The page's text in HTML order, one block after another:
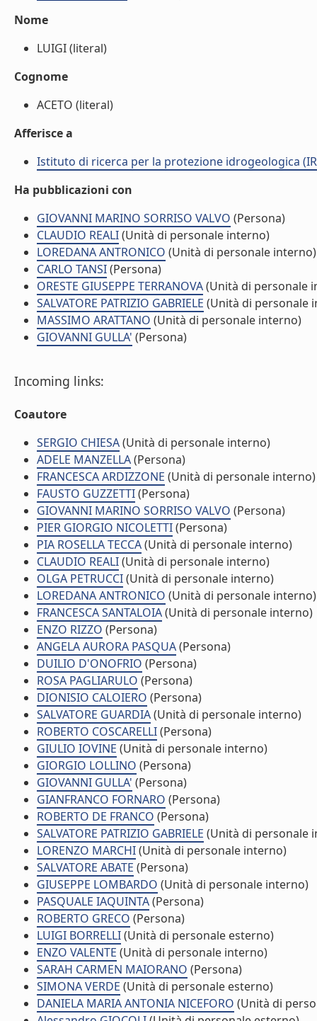
Nome
LUIGI (literal)
Cognome
ACETO (literal)
Afferisce a
Istituto di ricerca per la protezione idrogeologica
Ha pubblicazioni con
GIOVANNI MARINO SORRISO VALVO (Persona)
CLAUDIO REALI(Unità di personale interno)
LOREDANA ANTRONICO (Unità di personale interno)
CARLO TANSI(Persona)
ORESTE GIUSEPPE TERRANOVA(Unità di personale
SALVATORE PATRIZIO GABRIELE (Unità di personale
MASSIMO ARATTANO (Unità di personale interno)
GIOVANNI GULLA' (Persona)
Incoming links:
Coautore
SERGIO CHIESA(Unità di personale interno)
ADELE MANZELLA(Persona)
FRANCESCA ARDIZZONE (Unità di personale interno)
FAUSTO GUZZETTI(Persona)
GIOVANNI MARINO SORRISO VALVO (Persona)
PIER GIORGIO NICOLETTI(Persona)
PIA ROSELLA TECCA(Unità di personale interno)
CLAUDIO REALI(Unità di personale interno)
OLGA PETRUCCI(Unità di personale interno)
LOREDANA ANTRONICO (Unità di personale interno)
FRANCESCA SANTALOIA(Unità di personale interno)
ENZO RIZZO (Persona)
ANGELA AURORA PASQUA(Persona)
DUILIO D'ONOFRIO (Persona)
ROSA PAGLIARULO (Persona)
DIONISIO CALOIERO (Persona)
SALVATORE GUARDIA(Unità di personale interno)
ROBERTO COSCARELLI(Persona)
GIULIO IOVINE (Unità di personale interno)
GIORGIO LOLLINO (Persona)
GIOVANNI GULLA' (Persona)
GIANFRANCO FORNARO (Persona)
ROBERTO DE FRANCO (Persona)
SALVATORE PATRIZIO GABRIELE (Unità di personale
LORENZO MARCHI(Unità di personale interno)
SALVATORE ABATE (Persona)
GIUSEPPE LOMBARDO (Unità di personale interno)
PASQUALE IAQUINTA(Persona)
ROBERTO GRECO (Persona)
LUIGI BORRELLI(Unità di personale esterno)
ENZO VALENTE (Unità di personale interno)
SARAH CARMEN MAIORANO (Persona)
SIMONA VERDE (Unità di personale esterno)
DANIELA MARIA ANTONIA NICEFORO (Unità di